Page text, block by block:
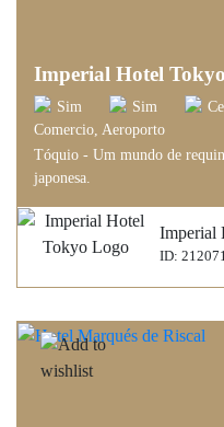
Imperial Hotel Tokyo
Sim Sim
Comercio, Aeroporto
Tóquio - Um mundo de
japonesa.
Imperial
ID: